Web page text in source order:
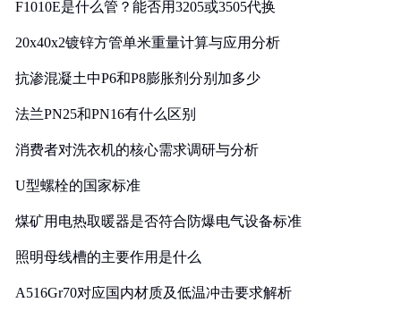
F1010E是什么管？能否用3205或3505代换
20x40x2镀锌方管单米重量计算与应用分析
抗渗混凝土中P6和P8膨胀剂分别加多少
法兰PN25和PN16有什么区别
消费者对洗衣机的核心需求调研与分析
U型螺栓的国家标准
煤矿用电热取暖器是否符合防爆电气设备标准
照明母线槽的主要作用是什么
A516Gr70对应国内材质及低温冲击要求解析